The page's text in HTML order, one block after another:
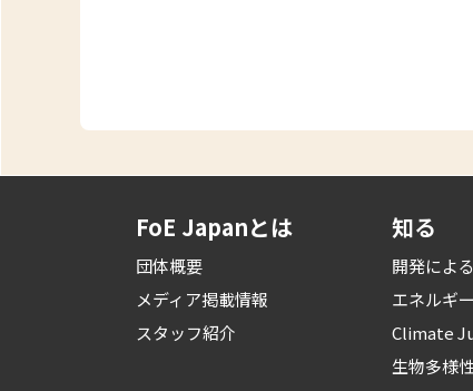
FoE Japanとは
団体概要
メディア掲載情報
スタッフ紹介
知る
開発によ
エネルギ
Climate
生物多様